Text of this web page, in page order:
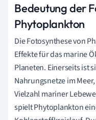
Bedeutung der
Phytoplankton
Die Fotosynthese von
Effekte für das marine
Planeten. Einerseits ist
Nahrungsnetze im
Vielzahl mariner
spielt Phytoplankton